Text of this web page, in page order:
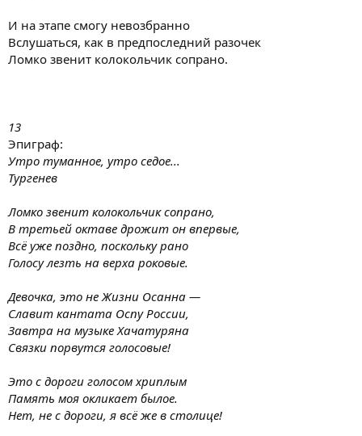
И на этапе смогу невозбранно
Вслушаться, как в предпоследний разочек
Ломко звенит колокольчик сопрано.
13
Эпиграф:
Утро туманное, утро седое...
Тургенев
Ломко звенит колокольчик сопрано,
В третьей октаве дрожит он впервые,
Всё уже поздно, поскольку рано
Голосу лезть на верха роковые.
Девочка, это не Жизни Осанна —
Славит кантата Оспу России,
Завтра на музыке Хачатуряна
Связки порвутся голосовые!
Это с дороги голосом хриплым
Память моя окликает былое.
Нет, не с дороги, я всё же в столице!